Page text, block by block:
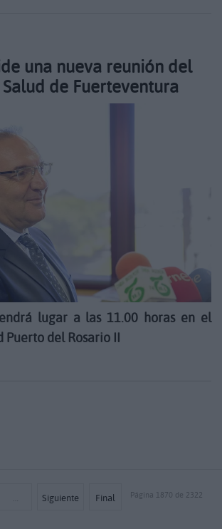
una nueva reunión del
de Fuerteventura
lugar a las 11.00 horas en el
Puerto del Rosario II
… Siguiente Final Página 1870 de 2322